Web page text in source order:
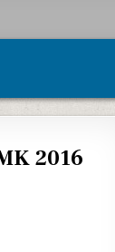
2016
PLN JATENG DIY